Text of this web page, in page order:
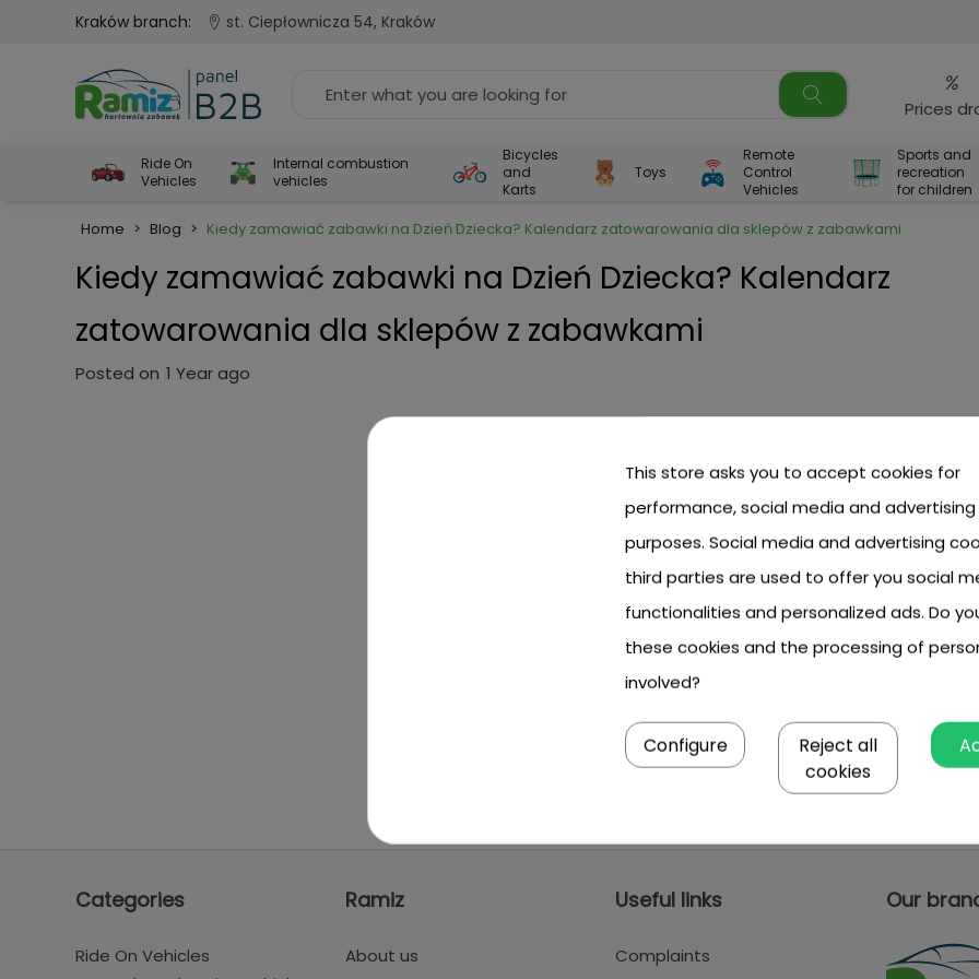
Kraków branch: st. Ciepłownicza 54, Kraków
%
Prices
Ride On
Vehicles
Internal combustion
vehicles
Bicycles
and
Karts
Toys
Remote
Control
Vehicles
Sports and
recreation
for children
Home > Blog > Kiedy zamawiać zabawki na Dzień Dziecka? Kalendarz zatowarowania dla sklepów z zabawkami
Kiedy zamawiać zabawki na Dzień Dziecka? Kalendarz
zatowarowania dla sklepów z zabawkami
Posted on 1 Year ago
Categories
Ride On Vehicles
Ramiz
About us
Useful links
Complaints
Our
This store asks you to accept cookies for
performance, social media and advertising
purposes. Social media and advertising
third parties are used to offer you social
functionalities and personalized ads. Do
these cookies and the processing of
involved?
Reject all
cookies
Configure